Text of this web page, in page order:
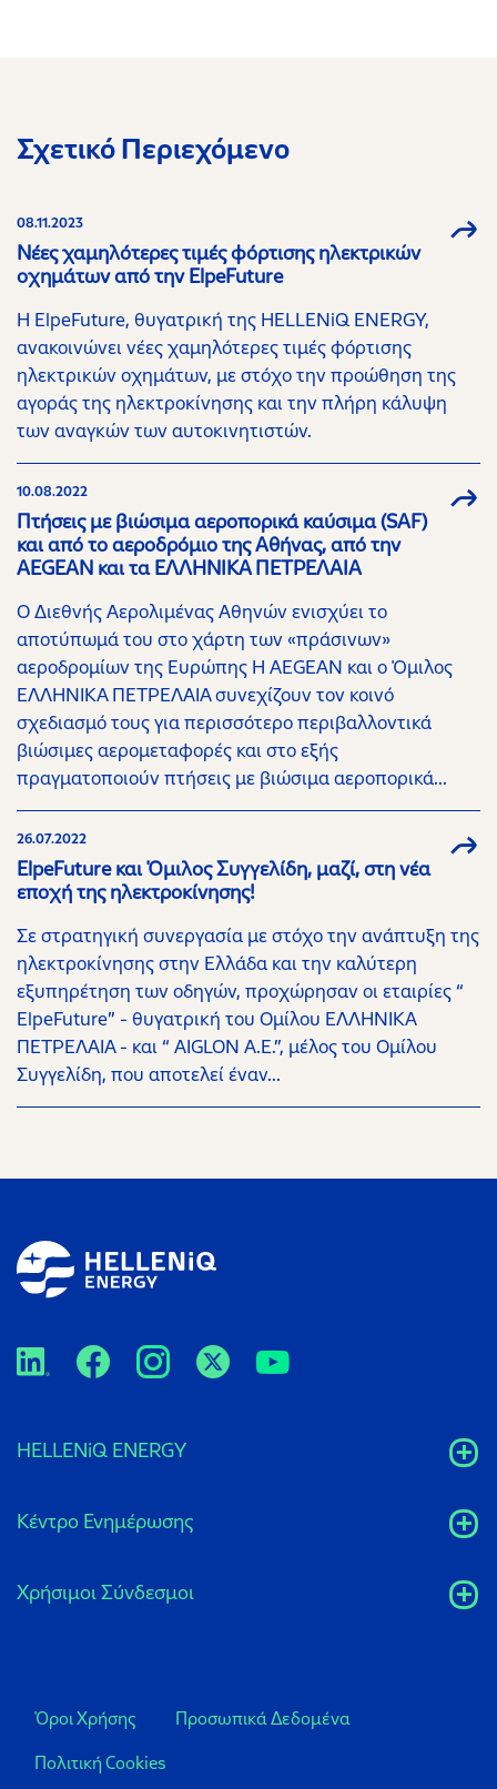
Σχετικό Περιεχόμενο
08.11.2023
Νέες χαμηλότερες τιμές φόρτισης ηλεκτρικών
οχημάτων από την ElpeFuture
Η ElpeFuture, θυγατρική της HELLENiQ ENERGY,
ανακοινώνει νέες χαμηλότερες τιμές φόρτισης
ηλεκτρικών οχημάτων, με στόχο την προώθηση της
αγοράς της ηλεκτροκίνησης και την πλήρη κάλυψη
των αναγκών των αυτοκινητιστών.
10.08.2022
Πτήσεις με βιώσιμα αεροπορικά καύσιμα (SAF)
και από το αεροδρόμιο της Αθήνας, από την
AEGEAN και τα ΕΛΛΗΝΙΚΑ ΠΕΤΡΕΛΑΙΑ
Ο Διεθνής Αερολιμένας Αθηνών ενισχύει το
αποτύπωμά του στο χάρτη των «πράσινων»
αεροδρομίων της Ευρώπης Η AEGEAN και ο Όμιλος
ΕΛΛΗΝΙΚΑ ΠΕΤΡΕΛΑΙΑ συνεχίζουν τον κοινό
σχεδιασμό τους για περισσότερο περιβαλλοντικά
βιώσιμες αερομεταφορές και στο εξής
πραγματοποιούν πτήσεις με βιώσιμα αεροπορικά...
26.07.2022
ElpeFuture και Όμιλος Συγγελίδη, μαζί, στη νέα
εποχή της ηλεκτροκίνησης!
Σε στρατηγική συνεργασία με στόχο την ανάπτυξη της
ηλεκτροκίνησης στην Ελλάδα και την καλύτερη
εξυπηρέτηση των οδηγών, προχώρησαν οι εταιρίες “
ElpeFuture” - θυγατρική του Ομίλου ΕΛΛΗΝΙΚΑ
ΠΕΤΡΕΛΑΙΑ - και “ AIGLON Α.Ε.”, μέλος του Ομίλου
Συγγελίδη, που αποτελεί έναν...
HELLENiQ ENERGY
Κέντρο Ενημέρωσης
Xρήσιμοι Σύνδεσμοι
Όροι Χρήσης Προσωπικά Δεδομένα
Πολιτική Cookies